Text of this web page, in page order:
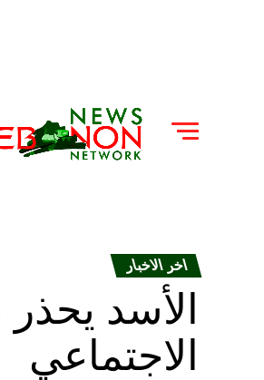
اخر الاخبار
الأسد
الاجتماعي